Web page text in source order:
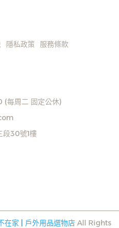
隱私政策 服務條款
(每周二 固定公休)
段30號1樓
家 | 戶外用品選物店 All Rights